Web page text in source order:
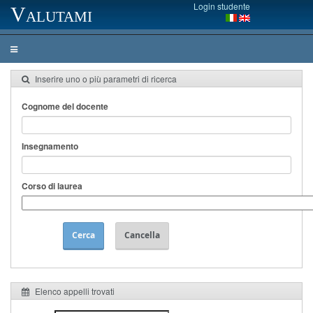
Valutami Login studente
Inserire uno o più parametri di ricerca
Cognome del docente
Insegnamento
Corso di laurea
Cerca Cancella
Elenco appelli trovati